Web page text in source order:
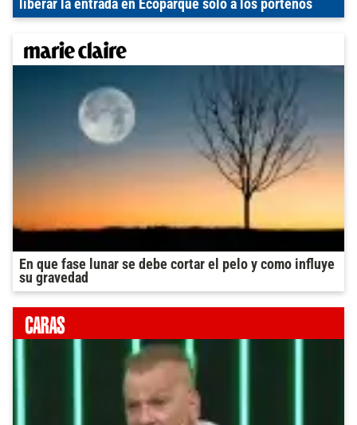
liberar la entrada en Ecoparque solo a los porteños
En que fase lunar se debe cortar el pelo y como influye
su gravedad